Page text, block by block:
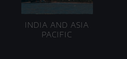
INDIA AND ASIA
PACIFIC